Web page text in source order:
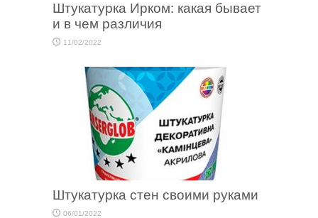
Штукатурка Ирком: какая бывает
и в чем различия
11/02/2022
Штукатурка стен своими руками
06/01/2022